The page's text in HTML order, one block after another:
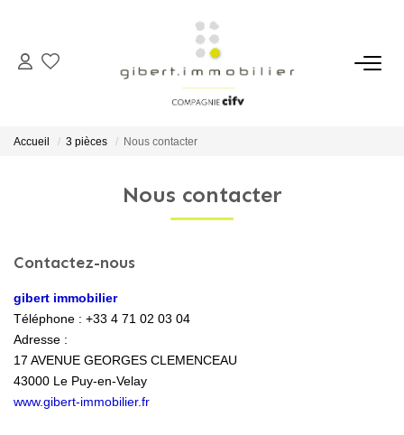
ACHETER
Maisons
Locaux Professionnels
Parkings
Accueil 3 pièces Nous contacter
Nous contacter
Contactez-nous
gibert immobilier
Téléphone : +33 4 71 02 03 04
Adresse :
17 AVENUE GEORGES CLEMENCEAU
43000 Le Puy-en-Velay
www.gibert-immobilier.fr